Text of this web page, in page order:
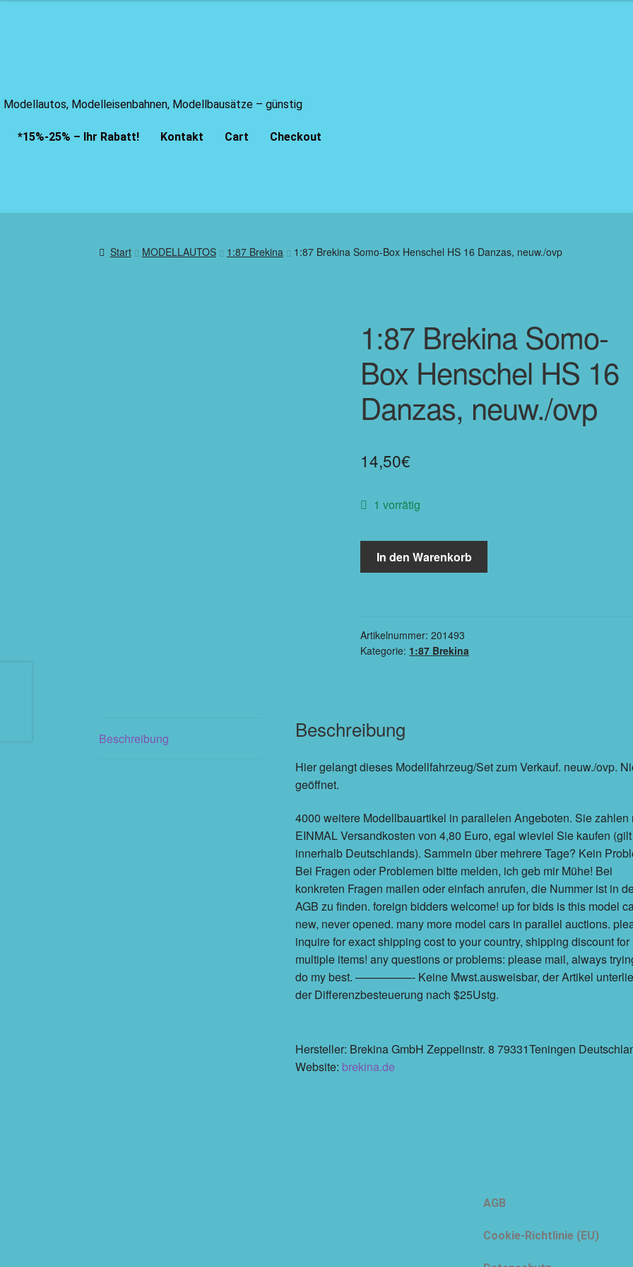
Modellautos, Modelleisenbahnen, Modellbausätze – günstig
*15%-25% – Ihr Rabatt! Kontakt Cart Checkout
Start MODELLAUTOS 1:87 Brekina 1:87 Brekina Somo-Box Henschel HS 16 Danzas, neuw./ovp
1:87 Brekina Somo-
Box Henschel HS 16
Danzas, neuw./ovp
14,50€
1 vorrätig
In den Warenkorb
Artikelnummer:201493
Kategorie: 1:87 Brekina
Beschreibung Beschreibung
Hier gelangt dieses Modellfahrzeug/Set zum Verkauf. neuw./ovp.
geöffnet.
4000 weitere Modellbauartikel in parallelen Angeboten. Sie zahlen
EINMAL Versandkosten von 4,80 Euro, egal wieviel Sie kaufen (gilt
innerhalb Deutschlands). Sammeln über mehrere Tage? Kein
Bei Fragen oder Problemen bitte melden, ich geb mir Mühe! Bei
konkreten Fragen mailen oder einfach anrufen, die Nummer ist in
AGB zu finden. foreign bidders welcome! up for bids is this model
new, never opened. many more model cars in parallel auctions.
inquire for exact shipping cost to your country, shipping discount for
multiple items! any questions or problems: please mail, always
do my best. —————- Keine Mwst.ausweisbar, der Artikel
der Differenzbesteuerung nach $25Ustg.
Hersteller: Brekina GmbH Zeppelinstr. 8 79331Teningen
Website: brekina.de
AGB
Cookie-Richtlinie (EU)